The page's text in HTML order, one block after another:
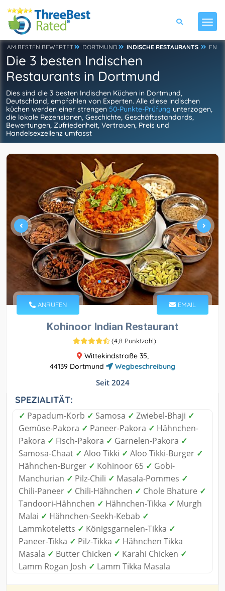
AM BESTEN BEWERTET DORTMUND INDISCHE RESTAURANTS EN
Die 3 besten Indischen
Restaurants in Dortmund
Dies sind die 3 besten Indischen Küchen in Dortmund,
Deutschland, empfohlen von Experten. Alle diese indischen
küchen werden einer strengen 50-Punkte-Prüfung unterzogen,
die lokale Rezensionen, Geschichte, Geschäftsstandards,
Bewertungen, Zufriedenheit, Vertrauen, Preis und
Handelsexzellenz umfasst
ANRUFEN EMAIL
Kohinoor Indian Restaurant
(4,8 Punktzahl)
Wittekindstraße 35,
44139 Dortmund
Wegbeschreibung
Seit 2024
SPEZIALITÄT:
✓ Papadum-Korb ✓ Samosa ✓ Zwiebel-Bhaji ✓
Gemüse-Pakora ✓ Paneer-Pakora ✓ Hähnchen-
Pakora ✓ Fisch-Pakora ✓ Garnelen-Pakora ✓
Samosa-Chaat ✓ Aloo Tikki ✓ Aloo Tikki-Burger ✓
Hähnchen-Burger ✓ Kohinoor 65 ✓ Gobi-
Manchurian ✓ Pilz-Chili ✓ Masala-Pommes ✓
Chili-Paneer ✓ Chili-Hähnchen ✓ Chole Bhature ✓
Tandoori-Hähnchen ✓ Hähnchen-Tikka ✓ Murgh
Malai ✓ Hähnchen-Seekh-Kebab ✓
Lammkoteletts ✓ Königsgarnelen-Tikka ✓
Paneer-Tikka ✓ Pilz-Tikka ✓ Hähnchen Tikka
Masala ✓ Butter Chicken ✓ Karahi Chicken ✓
Lamm Rogan Josh ✓ Lamm Tikka Masala